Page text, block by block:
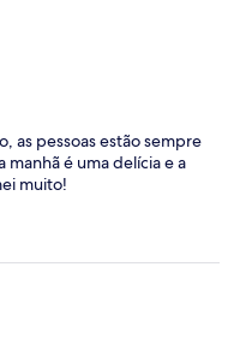
as pessoas estão sempre
manhã é uma delícia e a
muito!